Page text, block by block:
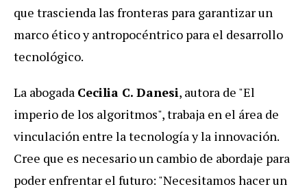
que trascienda las fronteras para garantizar un
marco ético y antropocéntrico para el desarrollo
tecnológico.
La abogada Cecilia C. Danesi, autora de "El
imperio de los algoritmos", trabaja en el área de
vinculación entre la tecnología y la innovación.
Cree que es necesario un cambio de abordaje para
poder enfrentar el futuro: "Necesitamos hacer un